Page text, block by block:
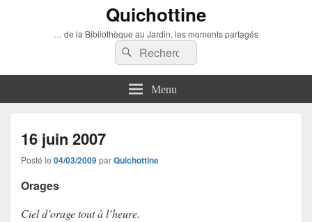
Quichottine
… de la Bibliothèque au Jardin, les moments partagés
Recherche :
Rechercher
Menu
16 juin 2007
Posté le 04/03/2009parQuichottine
Orages
Ciel d’orage tout à l’heure.